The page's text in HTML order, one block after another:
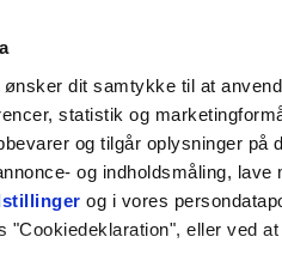
dit samtykke til at
statistik og
og tilgår oplysninger på
og indholdsmåling,
og i vores
"Cookiedeklaration", eller ved
er værd at køre efter
i Aarhus